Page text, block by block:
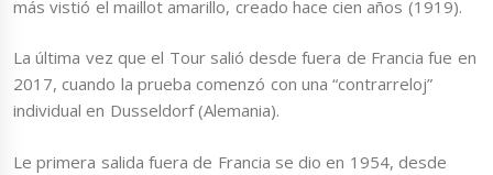
más vistió el maillot amarillo, creado hace cien años (1919).
La última vez que el Tour salió desde fuera de Francia fue en
2017, cuando la prueba comenzó con una “contrarreloj”
individual en Dusseldorf (Alemania).
Le primera salida fuera de Francia se dio en 1954, desde